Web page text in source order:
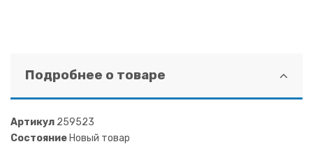
Подробнее о товаре
Артикул 259523
СостояниеНовый товар